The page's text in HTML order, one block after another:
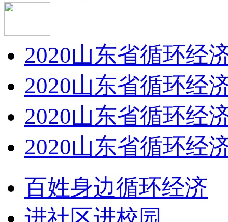
2020山东省循环经
2020山东省循环经
2020山东省循环经
2020山东省循环经
百姓身边循环经济